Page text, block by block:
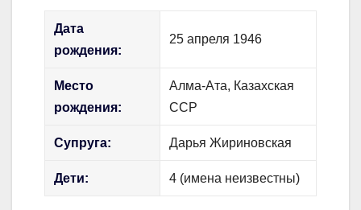
Дата
рождения:
25 апреля 1946
Место
рождения:
Алма-Ата, Казахская
ССР
Супруга: Дарья Жириновская
Дети: 4 (имена неизвестны)